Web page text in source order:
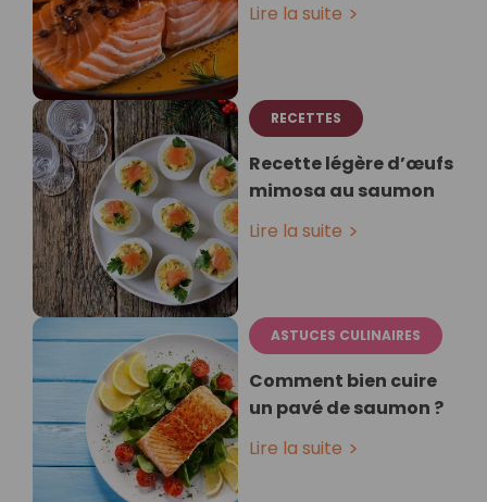
Lire la suite
RECETTES
Recette légère d’œufs
mimosa au saumon
Lire la suite
ASTUCES CULINAIRES
Comment bien cuire
un pavé de saumon ?
Lire la suite